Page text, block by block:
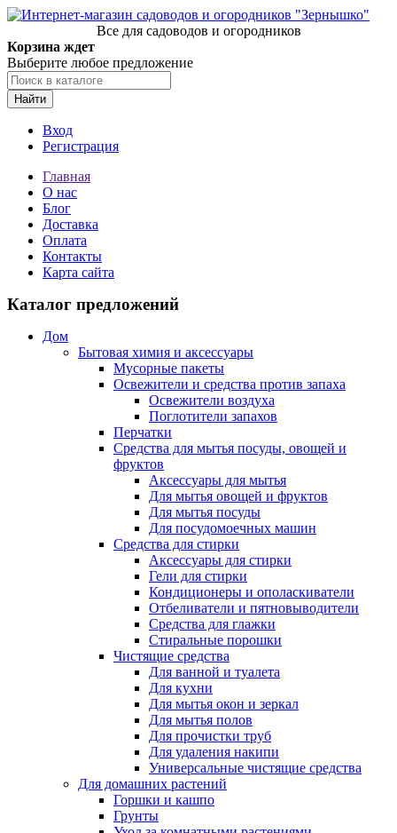
Все для садоводов и огородников
Корзина ждет
Выберите любое предложение
Найти
Вход
Регистрация
Главная
О нас
Блог
Доставка
Оплата
Контакты
Карта сайта
Каталог предложений
Дом
Бытовая химия и аксессуары
Мусорные пакеты
Освежители и средства против запаха
Освежители воздуха
Поглотители запахов
Перчатки
Средства для мытья посуды, овощей и
фруктов
Аксессуары для мытья
Для мытья овощей и фруктов
Для мытья посуды
Для посудомоечных машин
Средства для стирки
Аксессуары для стирки
Гели для стирки
Кондиционеры и ополаскиватели
Отбеливатели и пятновыводители
Средства для глажки
Стиральные порошки
Чистящие средства
Для ванной и туалета
Для кухни
Для мытья окон и зеркал
Для мытья полов
Для прочистки труб
Для удаления накипи
Универсальные чистящие средства
Для домашних растений
Горшки и кашпо
Грунты